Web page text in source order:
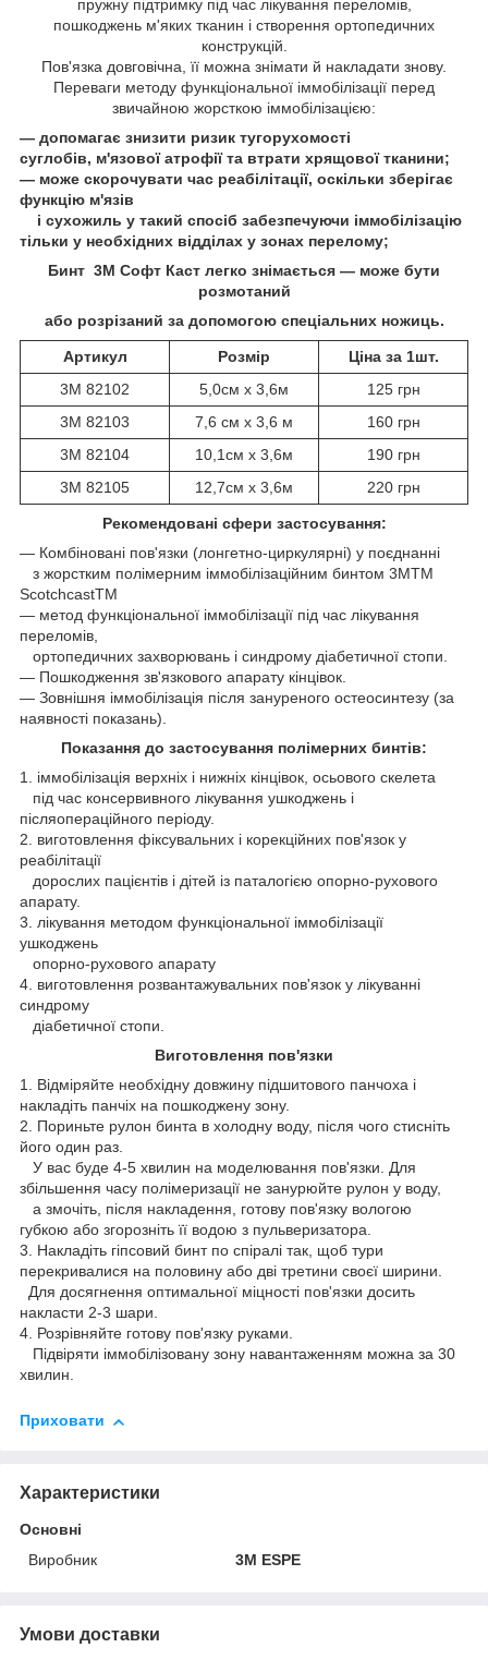
пружну підтримку під час лікування переломів,
пошкоджень м'яких тканин і створення ортопедичних
конструкцій.
Пов'язка довговічна, її можна знімати й накладати знову.
Переваги методу функціональної іммобілізації перед
звичайною жорсткою іммобілізацією:
― допомагає знизити ризик тугорухомості
суглобів, м'язової атрофії та втрати хрящової тканини;
― може скорочувати час реабілітації, оскільки зберігає
функцію м'язів
і сухожиль у такий спосіб забезпечуючи іммобілізацію
тільки у необхідних відділах у зонах перелому;
Бинт 3M Софт Каст легко знімається — може бути
розмотаний
або розрізаний за допомогою спеціальних ножиць.
Артикул Розмір
Ціна за 1шт.
3M 82102
5,0см х 3,6м 125 грн
3M 82103
7,6 см х 3,6 м 160 грн
3M 82104
10,1см х 3,6м 190 грн
3M 82105
12,7см х 3,6м 220 грн
Рекомендовані сфери застосування:
― Комбіновані пов'язки (лонгетно-циркулярні) у поєднанні
з жорстким полімерним іммобілізаційним бинтом 3MTM
ScotchcastTM
— метод функціональної іммобілізації під час лікування
переломів,
ортопедичних захворювань і синдрому діабетичної стопи.
― Пошкодження зв'язкового апарату кінцівок.
― Зовнішня іммобілізація після зануреного остеосинтезу (за
наявності показань).
Показання до застосування полімерних бинтів:
1. іммобілізація верхніх і нижніх кінцівок, осьового скелета
під час консервивного лікування ушкоджень і
післяопераційного періоду.
2. виготовлення фіксувальних і корекційних пов'язок у
реабілітації
дорослих пацієнтів і дітей із паталогією опорно-рухового
апарату.
3. лікування методом функціональної іммобілізації
ушкоджень
опорно-рухового апарату
4. виготовлення розвантажувальних пов'язок у лікуванні
синдрому
діабетичної стопи.
Виготовлення пов'язки
1. Відміряйте необхідну довжину підшитового панчоха і
накладіть панчіх на пошкоджену зону.
2. Пориньте рулон бинта в холодну воду, після чого стисніть
його один раз.
У вас буде 4-5 хвилин на моделювання пов'язки. Для
збільшення часу полімеризації не занурюйте рулон у воду,
а змочіть, після накладення, готову пов'язку вологою
губкою або згорозніть її водою з пульверизатора.
3. Накладіть гіпсовий бинт по спіралі так, щоб тури
перекривалися на половину або дві третини своєї ширини.
Для досягнення оптимальної міцності пов'язки досить
накласти 2-3 шари.
4. Розрівняйте готову пов'язку руками.
Підвіряти іммобілізовану зону навантаженням можна за 30
хвилин.
Приховати
Характеристики
Основні
Виробник
3M ESPE
Умови доставки